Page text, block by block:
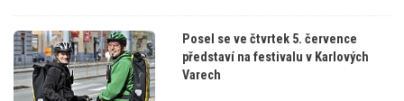
Posel se ve čtvrtek 5. července
představí na festivalu v Karlových
Varech